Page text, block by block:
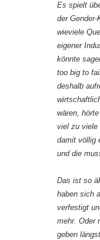
Es spielt
der
wieviele
eigener
könnte
too big to
deshalb
wären,
viel zu viele
damit völlig
und die
Das ist so
haben sich
verfestigt
mehr. Oder
geben